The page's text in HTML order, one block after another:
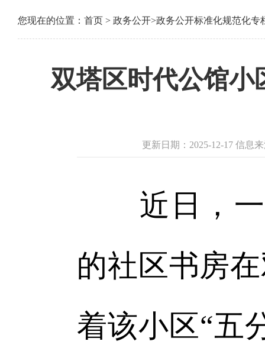
您现在的位置： 首页 > 政务公开>政务公开标准化规范化专
双塔区时代公馆小
更新日期：2025-12-17 信息
近日，一
的社区书房
着该小区“五